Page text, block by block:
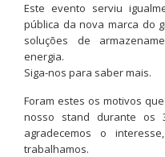
Este evento serviu
pública da nova marca do
soluções de
energia.
Siga-nos para saber mais.
Foram estes os motivos
nosso stand durante os
agradecemos o
trabalhamos.